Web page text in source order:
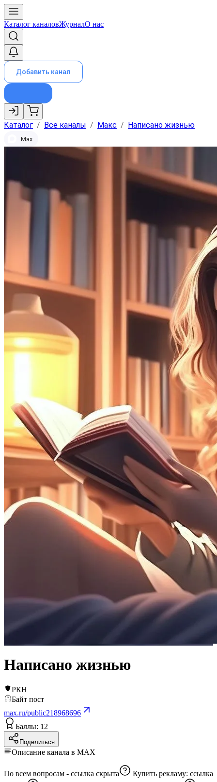
Каталог каналовЖурналО нас
Добавить канал
Каталог / Все каналы / Макс / Написано жизнью
Max
Написано жизнью
РКН
Байт пост
max.ru/public218968696
Баллы: 12
Поделиться
Описание канала в MAX
По всем вопросам - ссылка скрыта Купить рекламу: ссылка